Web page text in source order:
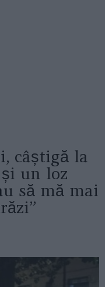
câștigă la
un loz
să mă mai